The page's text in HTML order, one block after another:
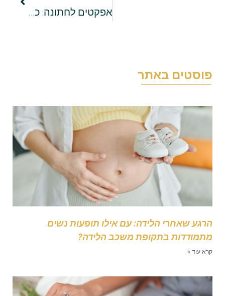
אפקטים לחתונה: כך תשדרגו את האירוע שלכם!
באתר
שאחרי הלידה: עם אילו תופעות נשים
בתקופת משכב הלידה?
עוד »